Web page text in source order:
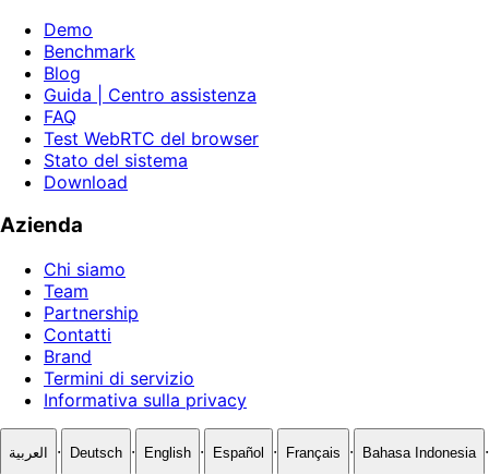
Demo
Benchmark
Blog
Guida | Centro assistenza
FAQ
Test WebRTC del browser
Stato del sistema
Download
Azienda
Chi siamo
Team
Partnership
Contatti
Brand
Termini di servizio
Informativa sulla privacy
العربية · Deutsch · English · Español · Français · Bahasa Indonesia ·